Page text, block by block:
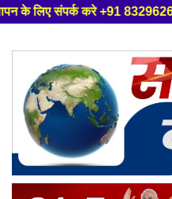
8329626839 ,हमारे यूट्यूब
content